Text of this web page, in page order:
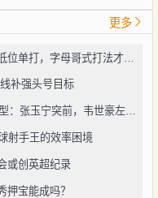
更多
麦坎茨犀利点评文班亚马：别再迷恋低位单打，字母哥式打法才是未来
补强头号目标
金华主场迎战泰国，国足祭出4231阵型：张玉宁突前，韦世豪左路驰骋
射手王的效率困境
或创英超纪录
押宝能成吗？